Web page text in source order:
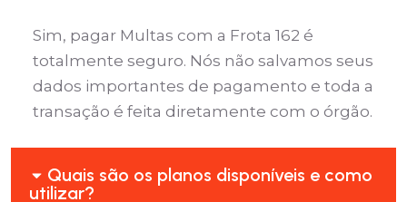
Sim, pagar Multas com a Frota 162 é
totalmente seguro. Nós não salvamos seus
dados importantes de pagamento e toda a
transação é feita diretamente com o órgão.
Quais são os planos disponíveis e como
utilizar?